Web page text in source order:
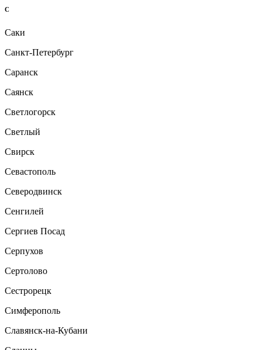
С
Саки
Санкт-Петербург
Саранск
Саянск
Светлогорск
Светлый
Свирск
Севастополь
Северодвинск
Сенгилей
Сергиев Посад
Серпухов
Сертолово
Сестрорецк
Симферополь
Славянск-на-Кубани